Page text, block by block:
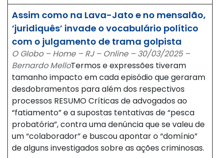
Assim como na Lava-Jato e no mensalão,
‘juridiquês’ invade o vocabulário político
com o julgamento de trama golpista
O Globo – Home – RJ – Online – 30/03/2025 –
Bernardo MelloTermos e expressões tiveram
tamanho impacto em cada episódio que geraram
desdobramentos para além dos respectivos
processos RESUMO Críticas de advogados ao
“fatiamento” e a supostas tentativas de “pesca
probatória”, contra uma denúncia que se valeu de
um “colaborador” e buscou apontar o “domínio”
de alguns investigados sobre as ações criminosas.